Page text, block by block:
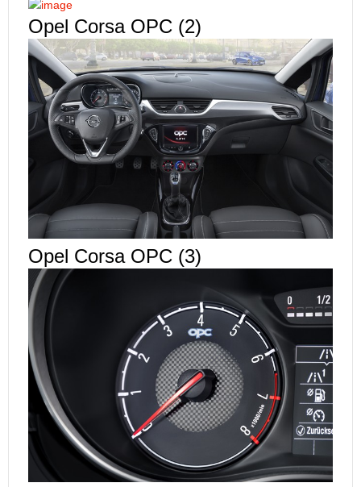
Opel Corsa OPC (2)
Opel Corsa OPC (3)